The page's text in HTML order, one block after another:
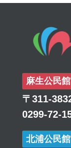
麻生公民館
〒311-
0299-72-
北浦公民館